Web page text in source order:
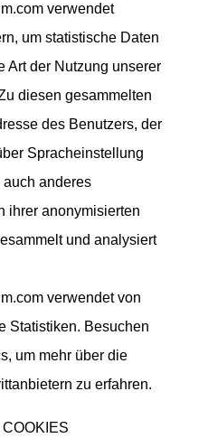
verwendet
um statistische Daten
Art der Nutzung unserer
diesen gesammelten
des Benutzers, der
Spracheinstellung
anderes
ihrer anonymisierten
und analysiert
verwendet von
Statistiken. Besuchen
um mehr über die
zu erfahren.